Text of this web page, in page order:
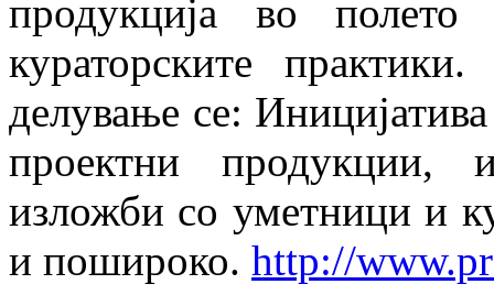
продукција во
кураторските
делување се:
проектни продукции,
изложби со уметници и
и пошироко. http://